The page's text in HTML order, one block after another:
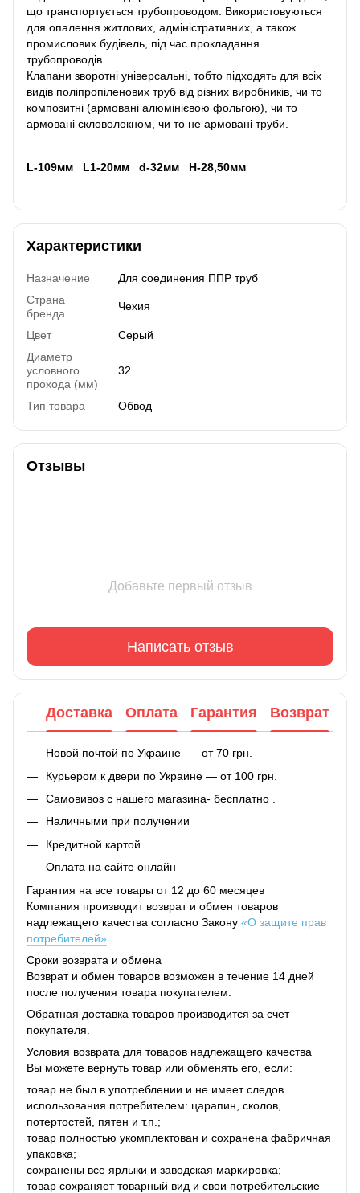
що транспортується трубопроводом. Використовуються
для опалення житлових, адміністративних, а також
промислових будівель, під час прокладання
трубопроводів.
Клапани зворотні універсальні, тобто підходять для всіх
видів поліпропіленових труб від різних виробників, чи то
композитні (армовані алюмінієвою фольгою), чи то
армовані скловолокном, чи то не армовані труби.
L-109мм L1-20мм d-32мм H-28,50мм
Характеристики
Назначение
Для соединения ППР труб
Страна
бренда
Чехия
Цвет
Серый
Диаметр
условного
прохода (мм)
32
Тип товара Обвод
Отзывы
Добавьте первый отзыв
Написать отзыв
Доставка Оплата Гарантия Возврат
Новой почтой по Украине — от 70 грн.
Курьером к двери по Украине — от 100 грн.
Самовивоз с нашего магазина- бесплатно .
Наличными при получении
Кредитной картой
Оплата на сайте онлайн
Гарантия на все товары от 12 до 60 месяцев
Компания производит возврат и обмен товаров
надлежащего качества согласно Закону «О защите прав
потребителей»
Сроки возврата и обмена
Возврат и обмен товаров возможен в течение 14 дней
после получения товара покупателем.
Обратная доставка товаров производится за счет
покупателя.
Условия возврата для товаров надлежащего качества
Вы можете вернуть товар или обменять его, если:
товар не был в употреблении и не имеет следов
использования потребителем: царапин, сколов,
потертостей, пятен и т.п.;
товар полностью укомплектован и сохранена фабричная
упаковка;
сохранены все ярлыки и заводская маркировка;
товар сохраняет товарный вид и свои потребительские